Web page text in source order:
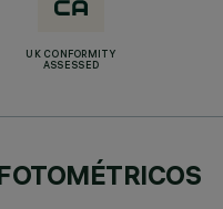
UK CONFORMITY
ASSESSED